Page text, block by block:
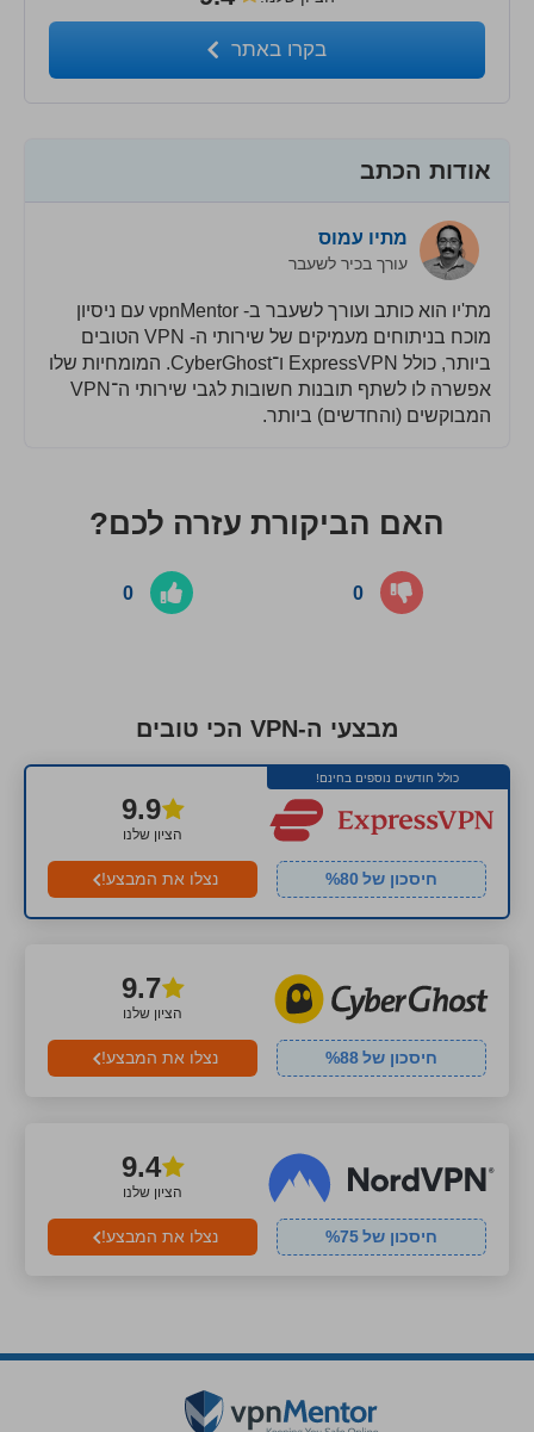
בקרו באתר
אודות הכתב
מתיו עמוס
עורך בכיר לשעבר
מת'יו הוא כותב ועורך לשעבר ב- vpnMentor עם ניסיון
מוכח בניתוחים מעמיקים של שירותי ה- VPN הטובים
ביותר, כולל ExpressVPN ו־CyberGhost. המומחיות שלו
אפשרה לו לשתף תובנות חשובות לגבי שירותי ה־VPN
המבוקשים (והחדשים) ביותר.
האם הביקורת עזרה לכם?
0 0
מבצעי ה-VPN הכי טובים
כולל חודשים נוספים בחינם!
הציון שלנו
9.9
חיסכון של80
% נצלו את המבצע!
הציון שלנו
9.7
חיסכון של88
% נצלו את המבצע!
הציון שלנו
9.4
חיסכון של75
% נצלו את המבצע!